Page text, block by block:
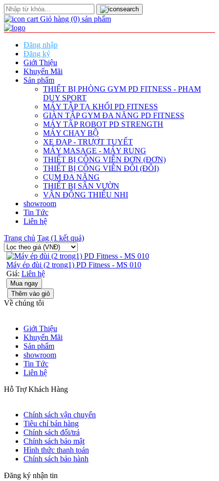
Giỏ hàng (0) sản phẩm
Đăng nhập
Đăng ký
Giới Thiệu
Khuyến Mãi
Sản phẩm
THIẾT BỊ PHÒNG GYM PD FITNESS - PHAM
DUY SPORT
MÁY TẬP TẠ KHỐI PD FITNESS
GIÀN TẬP GYM ĐA NĂNG PD FITNESS
MÁY TÂP ROBOT PD STRENGTH
MÁY CHẠY BỘ
XE ĐẠP - TRƯỢT TUYẾT
MÁY MASAGE - MÁY RUNG
THIẾT BỊ CÔNG VIÊN ĐƠN (ĐƠN)
THIẾT BỊ CÔNG VIÊN ĐÔI (ĐÔI)
CỤM ĐA NĂNG
THIẾT BỊ SÂN VƯỜN
VẬN ĐỘNG THIẾU NHI
showroom
Tin Tức
Liên hệ
Trang chủ Tag (1 kết quả)
Máy ép đùi (2 trong1) PD Fitness - MS 010
Giá: Liên hệ
Mua ngay
Thêm vào giỏ
Về chúng tôi
Giới Thiệu
Khuyến Mãi
Sản phẩm
showroom
Tin Tức
Liên hệ
Hỗ Trợ Khách Hàng
Chính sách vận chuyển
Tiêu chí bán hàng
Chính sách đổi/trả
Chính sách bảo mật
Hình thức thanh toán
Chính sách bảo hành
Đăng ký nhận tin